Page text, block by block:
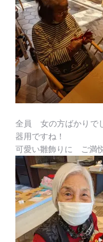
全員 女の方ばかりで
器用ですね！
可愛い雛飾りに ご満